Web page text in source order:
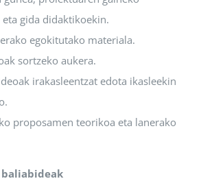
gida didaktikoekin.
egokitutako materiala.
sortzeko aukera.
irakasleentzat edota ikasleekin
proposamen teorikoa eta lanerako